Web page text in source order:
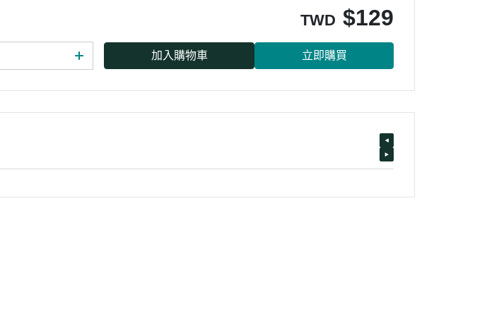
TWD $129
加入購物車 立即購買